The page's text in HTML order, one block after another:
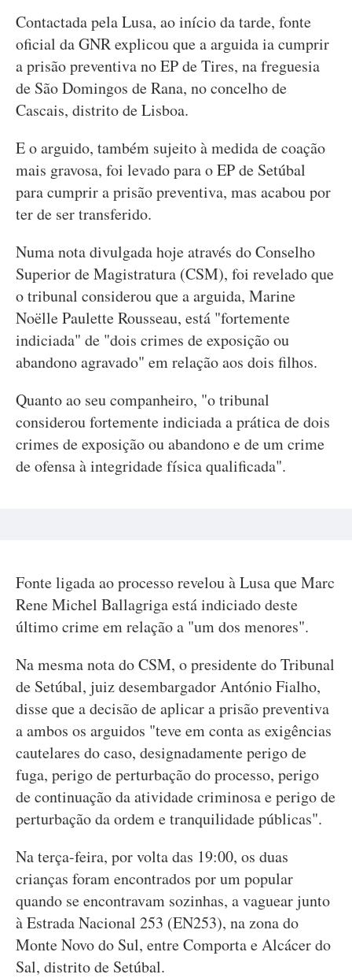
Contactada pela Lusa, ao início da tarde, fonte
oficial da GNR explicou que a arguida ia cumprir
a prisão preventiva no EP de Tires, na freguesia
de São Domingos de Rana, no concelho de
Cascais, distrito de Lisboa.
E o arguido, também sujeito à medida de coação
mais gravosa, foi levado para o EP de Setúbal
para cumprir a prisão preventiva, mas acabou por
ter de ser transferido.
Numa nota divulgada hoje através do Conselho
Superior de Magistratura (CSM), foi revelado que
o tribunal considerou que a arguida, Marine
Noëlle Paulette Rousseau, está "fortemente
indiciada" de "dois crimes de exposição ou
abandono agravado" em relação aos dois filhos.
Quanto ao seu companheiro, "o tribunal
considerou fortemente indiciada a prática de dois
crimes de exposição ou abandono e de um crime
de ofensa à integridade física qualificada".
Fonte ligada ao processo revelou à Lusa que Marc
Rene Michel Ballagriga está indiciado deste
último crime em relação a "um dos menores".
Na mesma nota do CSM, o presidente do Tribunal
de Setúbal, juiz desembargador António Fialho,
disse que a decisão de aplicar a prisão preventiva
a ambos os arguidos "teve em conta as exigências
cautelares do caso, designadamente perigo de
fuga, perigo de perturbação do processo, perigo
de continuação da atividade criminosa e perigo de
perturbação da ordem e tranquilidade públicas".
Na terça-feira, por volta das 19:00, os duas
crianças foram encontrados por um popular
quando se encontravam sozinhas, a vaguear junto
à Estrada Nacional 253 (EN253), na zona do
Monte Novo do Sul, entre Comporta e Alcácer do
Sal, distrito de Setúbal.